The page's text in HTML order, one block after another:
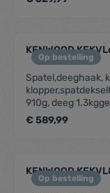
bloem voor
-
Op bestelling
KENWOOD
Spatel,deeghaak,
910g, deeg
receptenboek,
€ 589,99
Op bestelling
KENWOOD